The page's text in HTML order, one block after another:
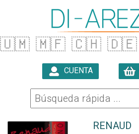
🇺🇲 🇲🇫 🇨🇭 🇩🇪
CUENTA
RENAUD